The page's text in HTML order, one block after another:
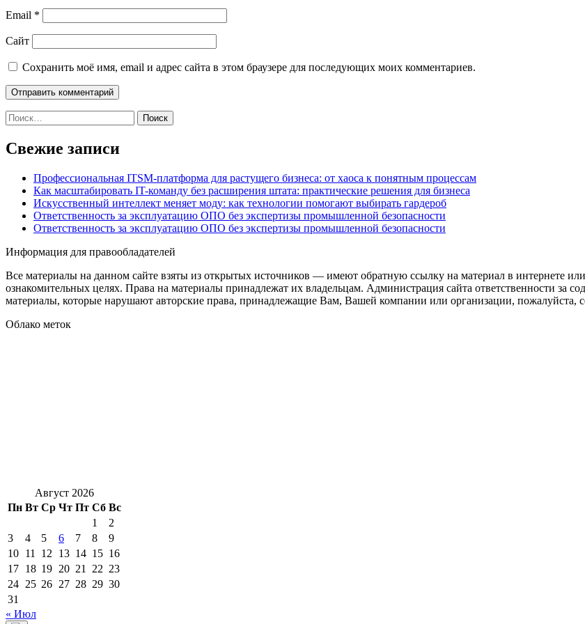
Email *
Сайт
Сохранить моё имя, email и адрес сайта в этом браузере для последующих моих комментариев.
Найти:
Свежие записи
Профессиональная ITSM-платформа для растущего бизнеса: от хаоса к понятным процессам
Как масштабировать IT-команду без расширения штата: практические решения для бизнеса
Искусственный интеллект меняет моду: как технологии помогают выбирать гардероб
Ответственность за эксплуатацию ОПО без экспертизы промышленной безопасности
Ответственность за эксплуатацию ОПО без экспертизы промышленной безопасности
Информация для правообладателей
Все материалы на данном сайте взяты из открытых источников — имеют обратную ссылку на материал в интернете
ознакомительных целях. Права на материалы принадлежат их владельцам. Администрация сайта ответственности за
материалы, которые нарушают авторские права, принадлежащие Вам, Вашей компании или организации, пожалуйста,
Облако меток
Август 2026
Пн Вт Ср Чт Пт Сб Вс
1
2
3
4 5 6 7 8
9
10 11 12 13 14 15 16
17 18 19 20 21 22 23
24 25 26 27 28 29 30
31
« Июл